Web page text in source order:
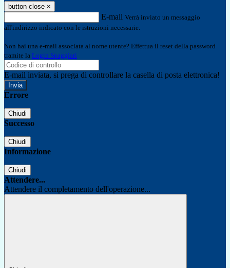
button close ×
E-mail Verrà inviato un messaggio
all'indirizzo indicato con le istruzioni necessarie.
Non hai una e-mail associata al nome utente? Effettua il reset della password
tramite la Login Spaggiari
E-mail inviata, si prega di controllare la casella di posta elettronica!
Errore
Chiudi
Successo
Chiudi
Informazione
Chiudi
Attendere...
Attendere il completamento dell'operazione...